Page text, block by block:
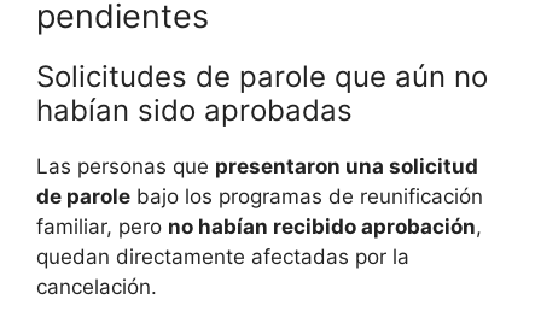
pendientes
Solicitudes de parole que aún no
habían sido aprobadas
Las personas que presentaron una solicitud
de parole bajo los programas de reunificación
familiar, pero no habían recibido aprobación,
quedan directamente afectadas por la
cancelación.